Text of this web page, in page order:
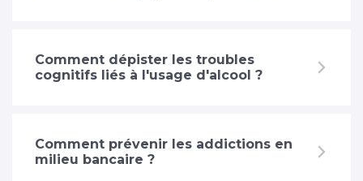
Comment dépister les troubles
cognitifs liés à l'usage d'alcool ?
Comment prévenir les addictions en
milieu bancaire ?